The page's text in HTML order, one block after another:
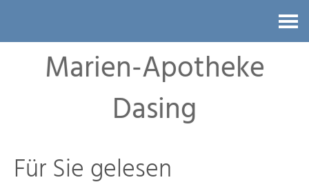
Marien-Apotheke
Dasing
Für Sie gelesen